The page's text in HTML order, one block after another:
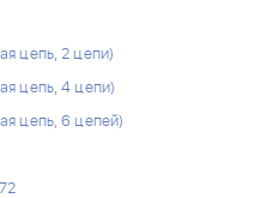
цепь, 2 цепи)
цепь, 4 цепи)
цепь, 6 цепей)